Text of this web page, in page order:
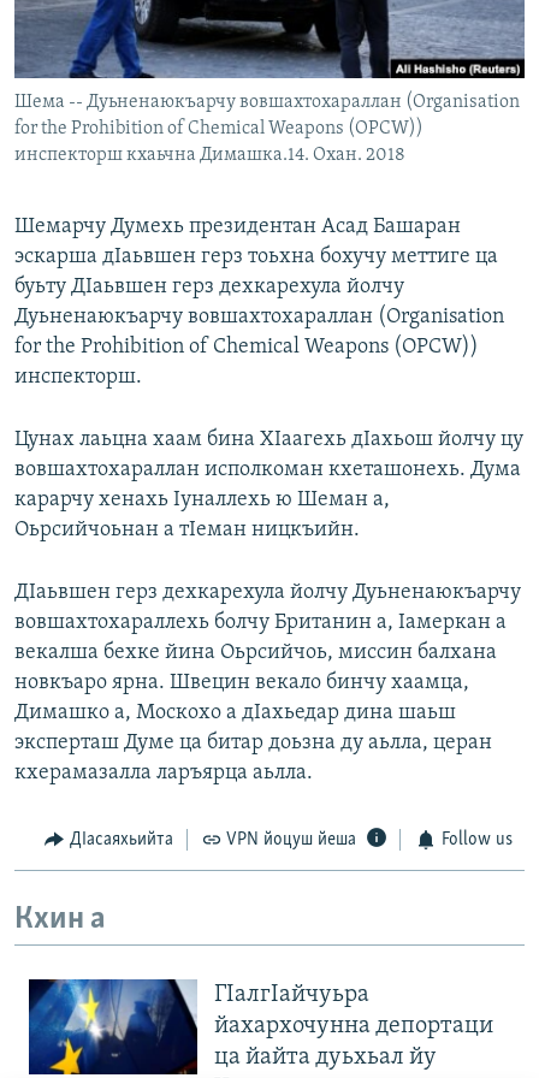
Шема -- Дуьненаюкъарчу вовшахтохараллан (Organisation
for the Prohibition of Chemical Weapons (OPCW))
инспекторш кхаьчна Димашка.14. Охан. 2018
Шемарчу Думехь президентан Асад Башаран
эскарша дIаьвшен герз тоьхна бохучу меттиге ца
буьту ДIаьвшен герз дехкарехула йолчу
Дуьненаюкъарчу вовшахтохараллан (Organisation
for the Prohibition of Chemical Weapons (OPCW))
инспекторш.
Цунах лаьцна хаам бина ХIаагехь дIахьош йолчу цу
вовшахтохараллан исполкоман кхеташонехь. Дума
карарчу хенахь Iуналлехь ю Шеман а,
Оьрсийчоьнан а тIеман ницкъийн.
ДIаьвшен герз дехкарехула йолчу Дуьненаюкъарчу
вовшахтохараллехь болчу ​Британин а, Iамеркан а
векалша бехке йина Оьрсийчоь, миссин балхана
новкъаро ярна. Швецин векало бинчу хаамца,
Димашко а, Москохо а дIахьедар дина шаьш
эксперташ Думе ца битар доьзна ду аьлла, церан
кхерамазалла ларъярца аьлла.
ДIасаяхьийта VPN йоцуш йеша Follow us
Кхин а
ГIалгIайчуьра
йахархочунна депортаци
ца йайта дуьхьал йу